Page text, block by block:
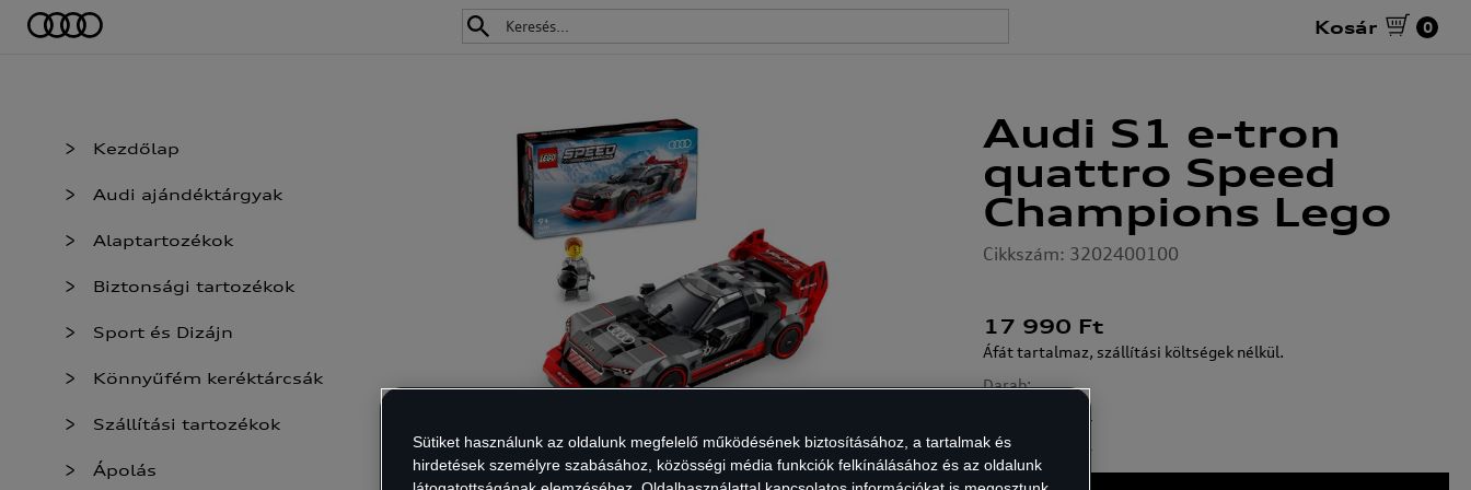
Kosár 0
Kezdőlap
Audi ajándéktárgyak
Alaptartozékok
Biztonsági tartozékok
Sport és Dizájn
Könnyűfém keréktárcsák
Szállítási tartozékok
Ápolás
Audi S1 e-tron
quattro Speed
Champions Lego
Cikkszám: 3202400100
17 990 Ft
Áfát tartalmaz, szállítási költségek nélkül.
Darab:
1
Sütiket használunk az oldalunk megfelelő működésének biztosításához, a tartalmak és
hirdetések személyre szabásához, közösségi média funkciók felkínálásához és az oldalunk